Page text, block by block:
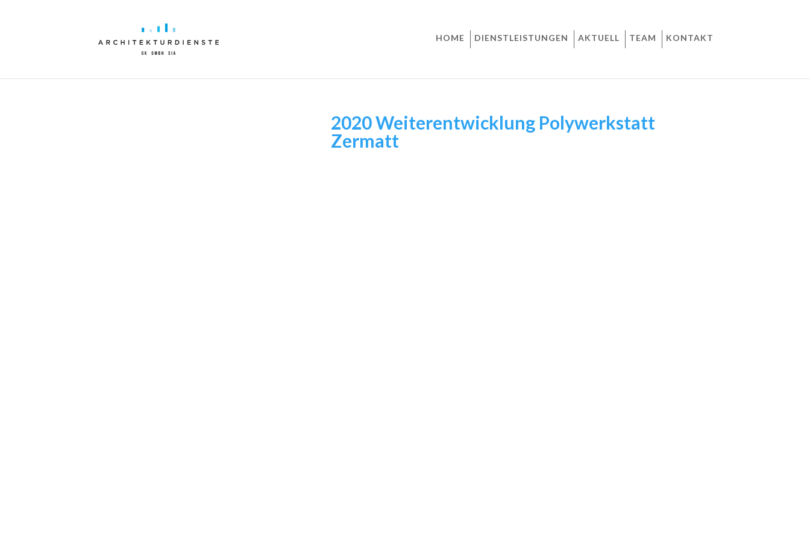
HOME DIENSTLEISTUNGEN AKTUELL TEAM KONTAKT
2020 Weiterentwicklung Polywerkstatt
Zermatt